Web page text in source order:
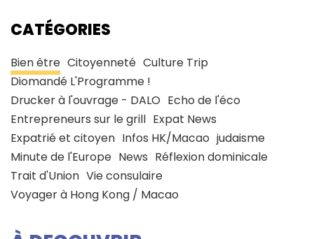
CATÉGORIES
Bien être Citoyenneté Culture Trip
Diomandé L'Programme !
Drucker à l'ouvrage - DALO Echo de l'éco
Entrepreneurs sur le grill Expat News
Expatrié et citoyen Infos HK/Macao judaisme
Minute de l'Europe News Réflexion dominicale
Trait d'Union Vie consulaire
Voyager à Hong Kong / Macao